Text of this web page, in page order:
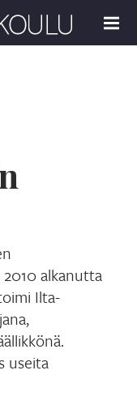
MENU
alkanutta
Ilta-
useita